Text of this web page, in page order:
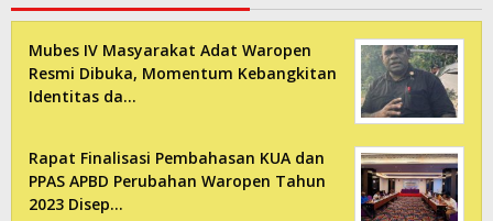
Mubes IV Masyarakat Adat Waropen
Resmi Dibuka, Momentum Kebangkitan
Identitas da…
Rapat Finalisasi Pembahasan KUA dan
PPAS APBD Perubahan Waropen Tahun
2023 Disep…